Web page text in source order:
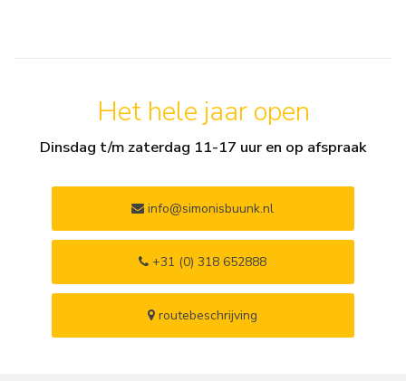
Het hele jaar open
Dinsdag t/m zaterdag 11-17 uur en op afspraak
info@simonisbuunk.nl
+31 (0) 318 652888
routebeschrijving